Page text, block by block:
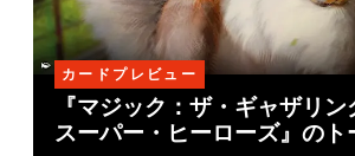
カードプレビュー
『マジック：ザ・ギャザリン
スーパー・ヒーローズ』のト